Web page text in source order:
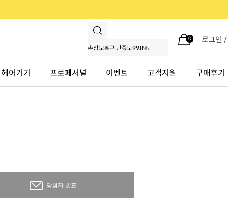
0 로그인 /
헤어기기 프로페셔널 이벤트 고객지원 구매후기
당첨자 발표